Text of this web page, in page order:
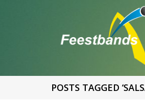
POSTS TAGGED